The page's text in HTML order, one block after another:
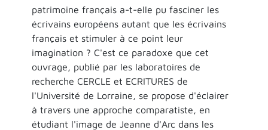
patrimoine français a-t-elle pu fasciner les
écrivains européens autant que les écrivains
français et stimuler à ce point leur
imagination ? C'est ce paradoxe que cet
ouvrage, publié par les laboratoires de
recherche CERCLE et ECRITURES de
l'Université de Lorraine, se propose d'éclairer
à travers une approche comparatiste, en
étudiant l'image de Jeanne d'Arc dans les